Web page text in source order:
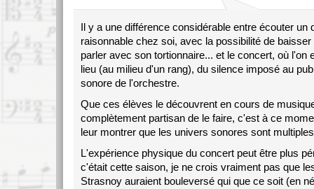
Il y a une différence considérable entre écouter un
raisonnable chez soi, avec la possibilité de baisser
parler avec son tortionnaire... et le concert, où l'on
lieu (au milieu d'un rang), du silence imposé au
sonore de l'orchestre.
Que ces élèves le découvrent en cours de
complètement partisan de le faire, c'est à ce
leur montrer que les univers sonores sont
L'expérience physique du concert peut être plus
c'était cette saison, je ne crois vraiment pas que
Strasnoy auraient bouleversé qui que ce soit (en